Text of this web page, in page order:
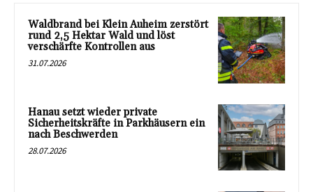
Waldbrand bei Klein Auheim zerstört
rund 2,5 Hektar Wald und löst
verschärfte Kontrollen aus
31.07.2026
Hanau setzt wieder private
Sicherheitskräfte in Parkhäusern ein
nach Beschwerden
28.07.2026